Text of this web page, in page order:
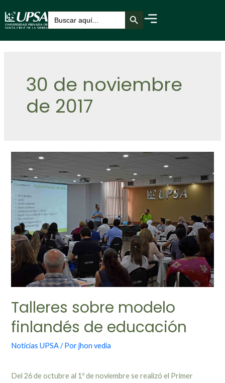
Buscar: Botón de búsqueda
30 de noviembre
de 2017
Talleres sobre modelo
finlandés de educación
Noticias UPSA/ Porjhon vedia
Del 26 de octubre al 1º de noviembre se realizó el Primer